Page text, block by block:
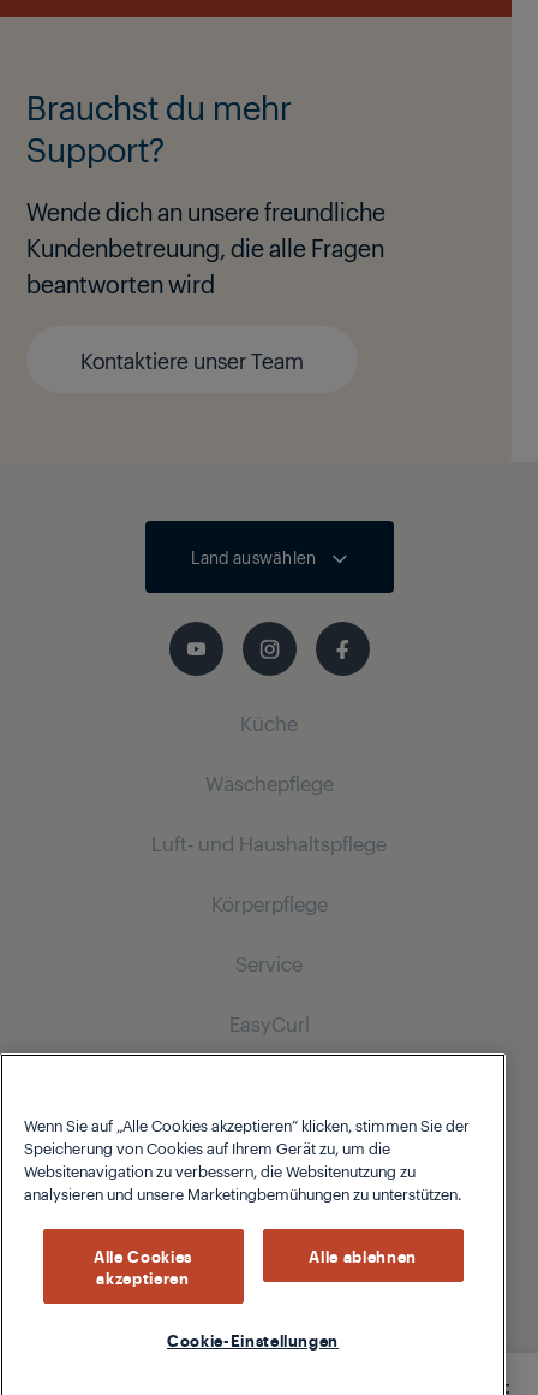
Brauchst du mehr
Support?
Wende dich an unsere freundliche
Kundenbetreuung, die alle Fragen
beantworten wird
Kontaktiere unser Team
Land auswählen
Küche
Küchenkleingeräte
Kaffeemaschinen
Wasserkocher
Toaster und Kontaktgrills
Wäschepflege
Bügeln
Dampfbügeleisen
Dampfbügelstationen
Luft- und Haushaltspflege
Staubsauger
Saugroboter
Kabellose Staubsauger
Bodenstaubsauger
Körperpflege
Hairstyling
Haartrockner
Haarstyler
Men's Care
Multihaarschneidesets
Rasierer
Gesundheit
Service
Downloads
Produktunterlagen
Servicebereich
EasyCurl
Über Grundig
Beko Germany
Produktserien
© 2026 Grundig
Über Grundig Karriere
Cookie-Hinweis
Datenschutzhinweis
Impressum
AGBs
Globaler Verhaltenskodex
Presse
HomeWhiz
Serviceportal
Konformitätserklärungen
Wenn Sie auf „Alle Cookies akzeptieren“ klicken, stimmen Sie der
Speicherung von Cookies auf Ihrem Gerät zu, um die
Websitenavigation zu verbessern, die Websitenutzung zu
analysieren und unsere Marketingbemühungen zu unterstützen.
Alle Cookies
akzeptieren
Alle ablehnen
Cookie-Einstellungen